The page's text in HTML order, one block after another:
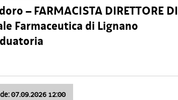
– FARMACISTA DIRETTORE DI
Farmaceutica di Lignano
07.09.2026 12:00